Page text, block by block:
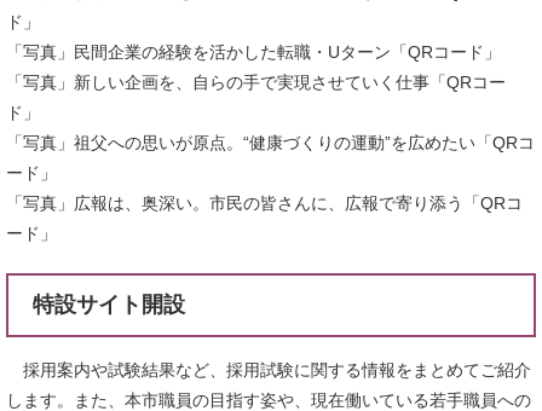
ド」
「写真」民間企業の経験を活かした転職・Uターン「QRコード」
「写真」新しい企画を、自らの手で実現させていく仕事「QRコー
ド」
「写真」祖父への思いが原点。“健康づくりの運動”を広めたい「QRコ
ード」
「写真」広報は、奥深い。市民の皆さんに、広報で寄り添う「QRコ
ード」
特設サイト開設
採用案内や試験結果など、採用試験に関する情報をまとめてご紹介
します。また、本市職員の目指す姿や、現在働いている若手職員への